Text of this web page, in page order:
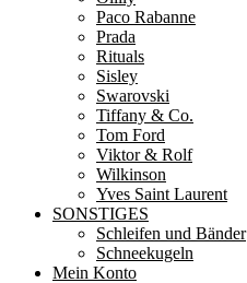
Paco Rabanne
Prada
Rituals
Sisley
Swarovski
Tiffany & Co.
Tom Ford
Viktor & Rolf
Wilkinson
Yves Saint Laurent
SONSTIGES
Schleifen und Bänder
Schneekugeln
Mein Konto